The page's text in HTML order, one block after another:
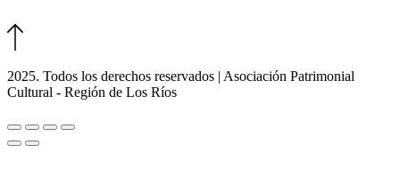
2025. Todos los derechos reservados | Asociación Patrimonial
Cultural - Región de Los Ríos